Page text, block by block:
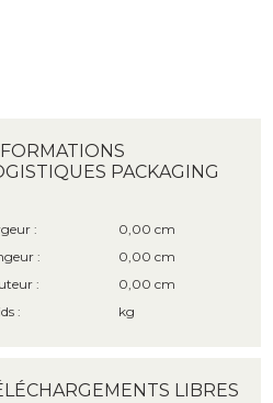
PACKAGING
:
0,00 cm
:
0,00 cm
:
0,00 cm
:
kg
LIBRES